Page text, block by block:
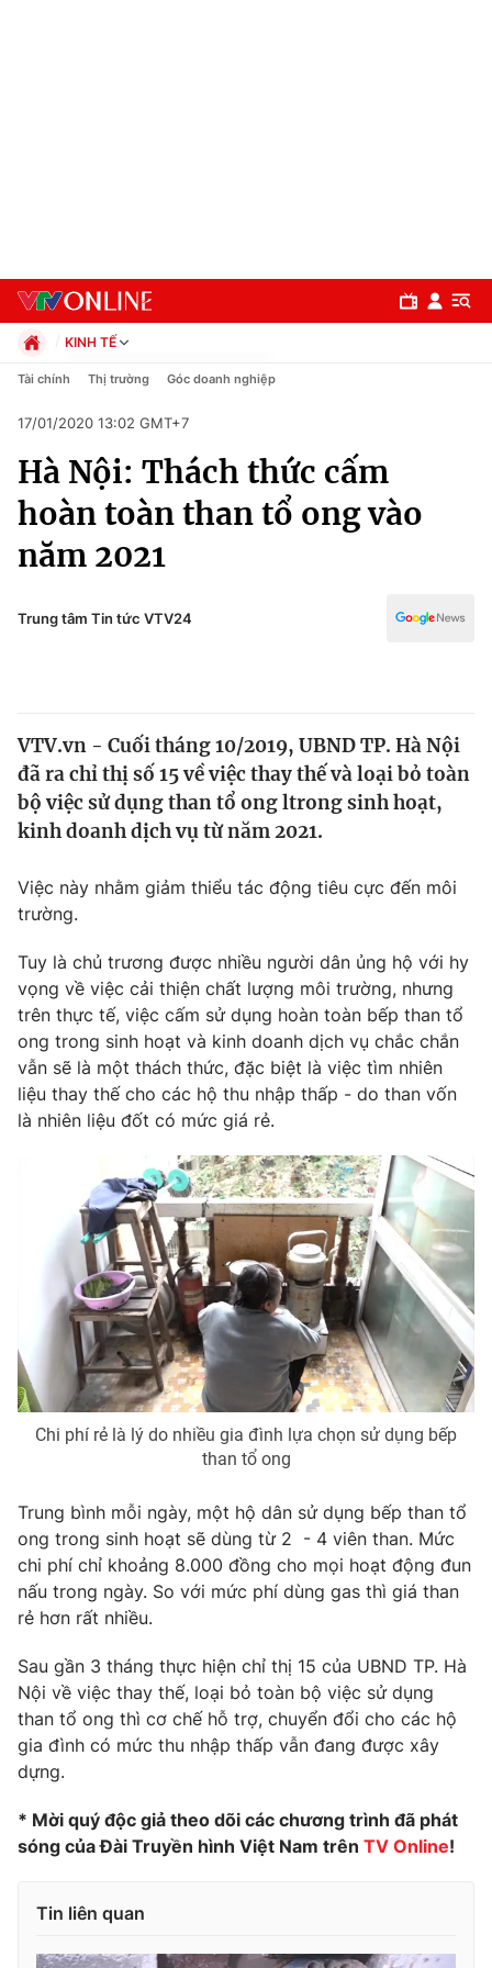
Chuyên mục
Chính trị
Xã hội
Pháp luật
Thế giới
Tin tức
Thế giới đó đây
Câu chuyện quốc tế
Kinh tế
Thị trường
Góc doanh nghiệp
Dữ liệu và đời sống
Phim VTV
Hậu trường
Nhân vật
Khán giả
Giải trí
Điện ảnh
Âm nhạc
Đời sống
Du lịch
Chất lượng cuộc sống
Giáo dục
Tuyển sinh
Học trực tuyến
Công nghệ
Hitech Công nghệ tương lai
Sản phẩm
Thị trường
Tư vấn
Giao lưu trực tuyến
Lịch phát sóng
Chuyên mục khác
Emagazine Podcast
Photo Infographic
Video Shorts video
VTV Sức khoẻ Bất động sản
Thị trường 24h
VTV4 Vươn mình bằng AI
Liên hệ tòa soạn English
KINH TẾ
Chính trị
Pháp luật
Kinh tế
Thể thao
Truyền hình
Văn hóa - Giải trí
Tài chính Thị trường Góc doanh nghiệp
17/01/2020 13:02 GMT+7
Hà Nội: Thách thức cấm
hoàn toàn than tổ ong vào
năm 2021
Trung tâm Tin tức VTV24
VTV.vn - Cuối tháng 10/2019, UBND TP. Hà Nội
đã ra chỉ thị số 15 về việc thay thế và loại bỏ toàn
bộ việc sử dụng than tổ ong ltrong sinh hoạt,
kinh doanh dịch vụ từ năm 2021.
Việc này nhằm giảm thiểu tác động tiêu cực đến môi
trường.
Tuy là chủ trương được nhiều người dân ủng hộ với hy
vọng về việc cải thiện chất lượng môi trường, nhưng
trên thực tế, việc cấm sử dụng hoàn toàn bếp than tổ
ong trong sinh hoạt và kinh doanh dịch vụ chắc chắn
vẫn sẽ là một thách thức, đặc biệt là việc tìm nhiên
liệu thay thế cho các hộ thu nhập thấp - do than vốn
là nhiên liệu đốt có mức giá rẻ.
Chi phí rẻ là lý do nhiều gia đình lựa chọn sử dụng bếp
than tổ ong
Trung bình mỗi ngày, một hộ dân sử dụng bếp than tổ
ong trong sinh hoạt sẽ dùng từ 2 - 4 viên than. Mức
chi phí chỉ khoảng 8.000 đồng cho mọi hoạt động đun
nấu trong ngày. So với mức phí dùng gas thì giá than
rẻ hơn rất nhiều.
Sau gần 3 tháng thực hiện chỉ thị 15 của UBND TP. Hà
Nội về việc thay thế, loại bỏ toàn bộ việc sử dụng
than tổ ong thì cơ chế hỗ trợ, chuyển đổi cho các hộ
gia đình có mức thu nhập thấp vẫn đang được xây
dựng.
* Mời quý độc giả theo dõi các chương trình đã phát
sóng của Đài Truyền hình Việt Nam trên TV Online!
Tin liên quan